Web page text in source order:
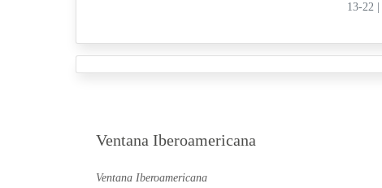
13-22
Ventana Iberoamericana
Ventana Iberoamericana